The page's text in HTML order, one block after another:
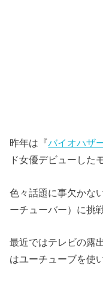
昨年は『バイオハザ
ド女優デビューした
色々話題に事欠かな
ーチューバー）に挑
最近ではテレビの露
はユーチューブを使